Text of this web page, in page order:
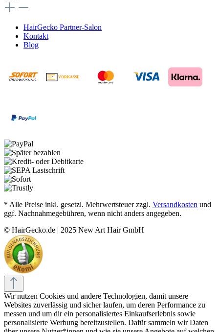
HairGecko Partner-Salon
Kontakt
Blog
VORKASSE
* Alle Preise inkl. gesetzl. Mehrwertsteuer zzgl. Versandkosten und
ggf. Nachnahmegebühren, wenn nicht anders angegeben.
© HairGecko.de | 2025 New Art Hair GmbH
Wir nutzen Cookies und andere Technologien, damit unsere
Websites zuverlässig und sicher laufen, um deren Performance zu
messen und um dir ein personalisiertes Einkaufserlebnis sowie
personalisierte Werbung bereitzustellen. Dafür sammeln wir Daten